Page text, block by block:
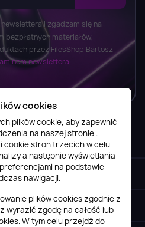
i zgadzam się na
bezpłatnych materiałów,
przez FilesShop Bartosz
newslettera.
keyboard_arrow_down
cookies
plików cookie, aby zapewnić
na naszej stronie .
cookie stron trzecich w celu
a następnie wyświetlania
na podstawie
nawigacji.
plików cookies zgodnie z
wyrazić zgodę na całość lub
W tym celu przejdź do